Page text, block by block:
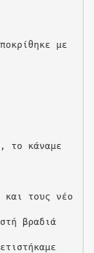
με
το κάναμε
τους νέο
βραδιά